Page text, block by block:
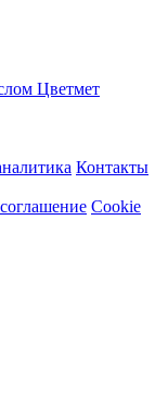
Цветмет
Контакты
Cookie